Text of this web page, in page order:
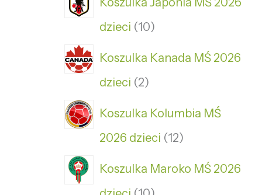
dzieci 10
Koszulka Kanada MŚ 2026
dzieci 2
Koszulka Kolumbia MŚ
2026 dzieci 12
Koszulka Maroko MŚ 2026